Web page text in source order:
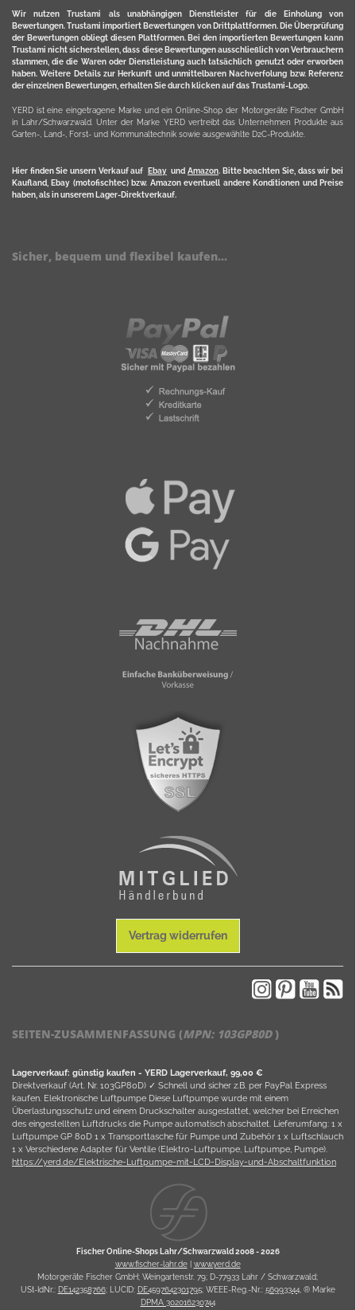
Wir nutzen Trustami als unabhängigen Dienstleister für die Einholung von
Bewertungen. Trustami importiert Bewertungen von Drittplattformen. Die Überprüfung
der Bewertungen obliegt diesen Plattformen. Bei den importierten Bewertungen kann
Trustami nicht sicherstellen, dass diese Bewertungen ausschließlich von Verbrauchern
stammen, die die Waren oder Dienstleistung auch tatsächlich genutzt oder erworben
haben. Weitere Details zur Herkunft und unmittelbaren Nachverfolung bzw. Referenz
der einzelnen Bewertungen, erhalten Sie durch klicken auf das Trustami-Logo.
YERD ist eine eingetragene Marke und ein Online-Shop der Motorgeräte Fischer GmbH
in Lahr/Schwarzwald. Unter der Marke YERD vertreibt das Unternehmen Produkte aus
Garten-, Land-, Forst- und Kommunaltechnik sowie ausgewählte D2C-Produkte.
Hier finden Sie unsern Verkauf auf Ebayund Amazon. Bitte beachten Sie, dass wir bei
Kaufland, Ebay (motofischtec) bzw. Amazon eventuell andere Konditionen und Preise
haben, als in unserem Lager-Direktverkauf.
Sicher, bequem und flexibel kaufen...
Vertrag widerrufen
SEITEN-ZUSAMMENFASSUNG (MPN: 103GP80D)
Lagerverkauf: günstig kaufen - YERD Lagerverkauf, 99,00 €
Direktverkauf (Art. Nr. 103GP80D) ✓ Schnell und sicher z.B. per PayPal Express
kaufen. Elektronische Luftpumpe Diese Luftpumpe wurde mit einem
Überlastungsschutz und einem Druckschalter ausgestattet, welcher bei Erreichen
des eingestellten Luftdrucks die Pumpe automatisch abschaltet. Lieferumfang: 1 x
Luftpumpe GP 80D 1 x Transporttasche für Pumpe und Zubehör 1 x Luftschlauch
1 x Verschiedene Adapter für Ventile (Elektro-Luftpumpe, Luftpumpe, Pumpe).
https://yerd.de/Elektrische-Luftpumpe-mit-LCD-Display-und-Abschaltfunktion
Fischer Online-Shops Lahr/Schwarzwald 2008 -2026
www.fischer-lahr.de| www.yerd.de
Motorgeräte Fischer GmbH; Weingartenstr. 79; D-77933 Lahr / Schwarzwald;
USt-IdNr.: DE142358766; LUCID: DE4597642301795; WEEE-Reg.-Nr.: 56993344, ® Marke
DPMA 302016230744